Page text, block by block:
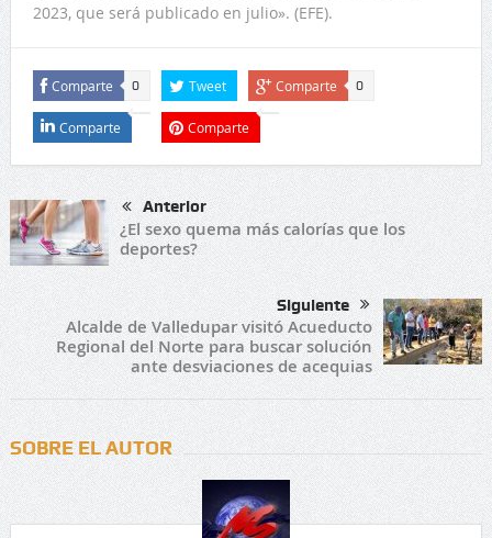
2023, que será publicado en julio». (EFE).
Comparte 0 Tweet Comparte 0
Comparte Comparte
Anterior
¿El sexo quema más calorías que los
deportes?
Siguiente
Alcalde de Valledupar visitó Acueducto
Regional del Norte para buscar solución
ante desviaciones de acequias
SOBRE EL AUTOR